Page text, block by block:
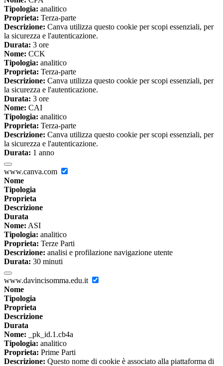
Tipologia: analitico
Proprieta: Terza-parte
Descrizione: Canva utilizza questo cookie per scopi essenziali, per
la sicurezza e l'autenticazione.
Durata: 3 ore
Nome: CCK
Tipologia: analitico
Proprieta: Terza-parte
Descrizione: Canva utilizza questo cookie per scopi essenziali, per
la sicurezza e l'autenticazione.
Durata: 3 ore
Nome: CAI
Tipologia: analitico
Proprieta: Terza-parte
Descrizione: Canva utilizza questo cookie per scopi essenziali, per
la sicurezza e l'autenticazione.
Durata: 1 anno
www.canva.com
Nome
Tipologia
Proprieta
Descrizione
Durata
Nome: ASI
Tipologia: analitico
Proprieta: Terze Parti
Descrizione: analisi e profilazione navigazione utente
Durata: 30 minuti
www.davincisomma.edu.it
Nome
Tipologia
Proprieta
Descrizione
Durata
Nome: _pk_id.1.cb4a
Tipologia: analitico
Proprieta: Prime Parti
Descrizione: Questo nome di cookie è associato alla piattaforma di